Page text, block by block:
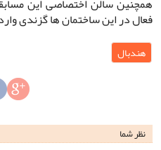
فعال در این ساختمان ها گزندی
هندبال
نظر شما